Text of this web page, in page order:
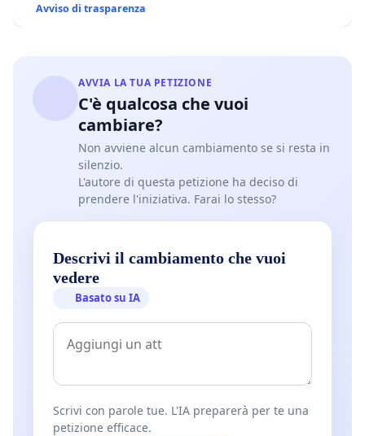
Avviso di trasparenza
AVVIA LA TUA PETIZIONE
C'è qualcosa che vuoi
cambiare?
Non avviene alcun cambiamento se si resta in
silenzio.
L'autore di questa petizione ha deciso di
prendere l'iniziativa. Farai lo stesso?
Descrivi il cambiamento che vuoi
vedere
Basato su IA
Scrivi con parole tue. L'IA preparerà per te una
petizione efficace.